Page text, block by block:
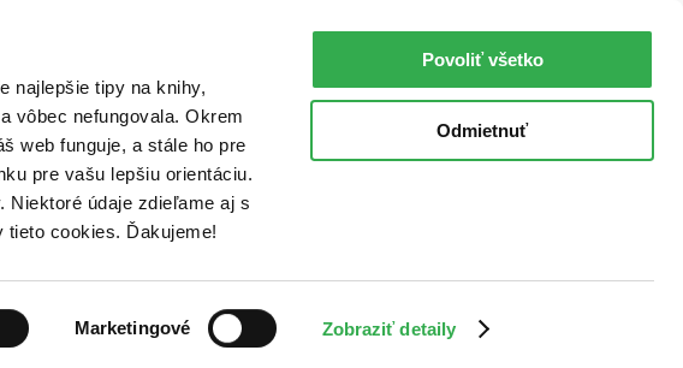
najlepšie tipy na knihy,
vôbec nefungovala. Okrem
web funguje, a stále ho pre
pre vašu lepšiu orientáciu.
Niektoré údaje zdieľame aj s
cookies. Ďakujeme!
Marketingové Zobraziť detaily
Povoliť všetko
Odmietnuť